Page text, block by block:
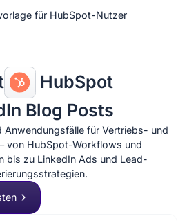
HubSpot
Blog Posts
Anwendungsfälle für Vertriebs- und
von HubSpot-Workflows und
bis zu LinkedIn Ads und Lead-